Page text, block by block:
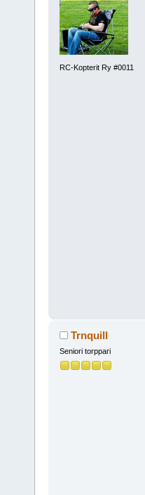
RC-Kopterit Ry #0011
Trnquill
Seniori torppari